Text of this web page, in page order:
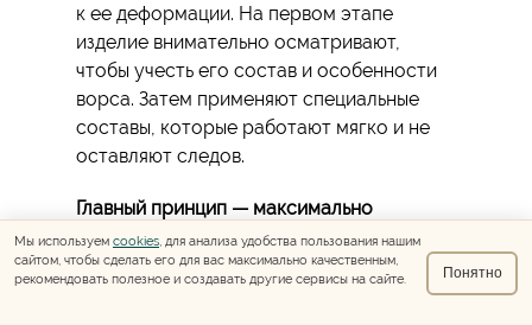
к ее деформации. На первом этапе
изделие внимательно осматривают,
чтобы учесть его состав и особенности
ворса. Затем применяют специальные
составы, которые работают мягко и не
оставляют следов.
Главный принцип — максимально
бережный уход, позволяющий сохранить
не только внешний вид, но и структуру
Эта технология особенно важна
Мы используем cookies, для анализа удобства пользования нашим
сайтом, чтобы сделать его для вас максимально качественным,
рекомендовать полезное и создавать другие сервисы на сайте.
Понятно